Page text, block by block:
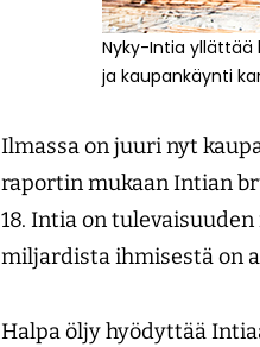
Nyky-Intia yllättää
ja kaupankäynti
Ilmassa on juuri nyt
raportin mukaan Intian
18. Intia on
miljardista ihmisestä on
Halpa öljy hyödyttää